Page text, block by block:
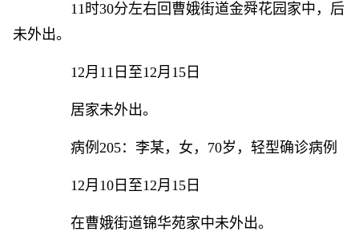
11时30分左右回曹娥街道金舜花园家中，后
未外出。
12月11日至12月15日
居家未外出。
病例205：李某，女，70岁，轻型确诊病例
12月10日至12月15日
在曹娥街道锦华苑家中未外出。